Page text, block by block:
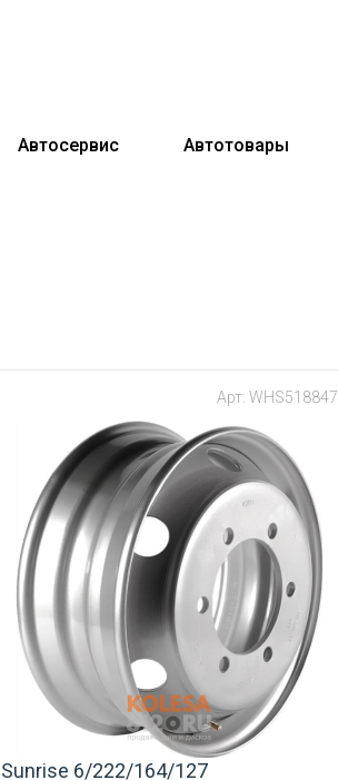
Автосервис Автотовары
Арт: WHS518847
Sunrise 6/222/164/127